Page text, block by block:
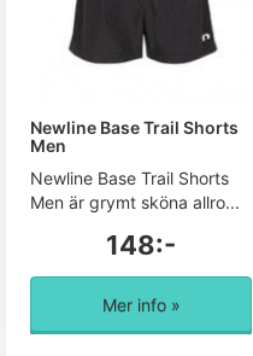
Newline Base Trail Shorts
Men
Newline Base Trail Shorts
Men är grymt sköna allro...
148:-
Mer info »